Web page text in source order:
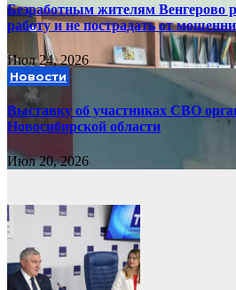
Безработным жителям Венгерово
работу и не пострадать от
Июл 24, 2026
Новости
Выставку об участниках СВО
Новосибирской области
Июл 20, 2026